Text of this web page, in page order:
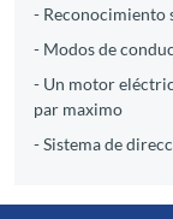
- Reconocimiento
- Modos de
- Un motor
par maximo
- Sistema de